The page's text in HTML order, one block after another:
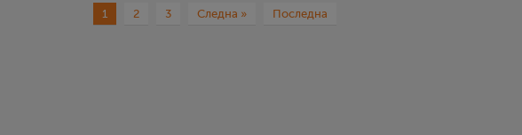
1 2 3 Следна » Последна